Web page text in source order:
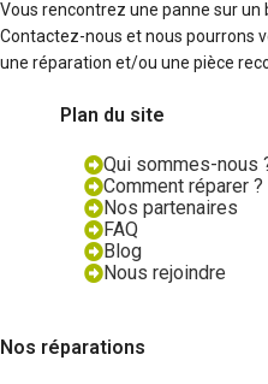
Vous rencontrez une panne sur un
Contactez-nous et nous pourrons
une réparation et/ou une pièce
Plan du site
Qui sommes-nous
Comment réparer ?
Nos partenaires
FAQ
Blog
Nous rejoindre
Nos réparations